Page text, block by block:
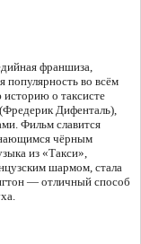
франшиза,
популярность во всём
о таксисте
Дифенталь),
Фильм славится
чёрным
из «Такси»,
шармом, стала
— отличный способ